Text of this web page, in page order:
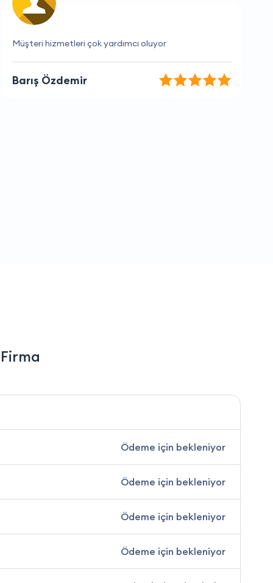
Kesinlikle tavsiye ediyorum, hizmetleri mükemmel.
Ferit Akgül
Ödeme için bekleniyor
Ödeme için bekleniyor
Ödeme için bekleniyor
Ödeme için bekleniyor